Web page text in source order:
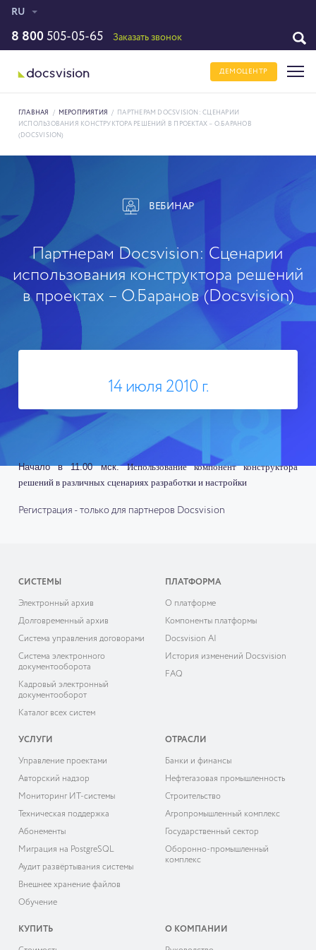
RU
8 800 505-05-65 Заказать звонок
ДЕМОЦЕНТР
ГЛАВНАЯ / МЕРОПРИЯТИЯ /
ПАРТНЕРАМ DOCSVISION: СЦЕНАРИИ
ИСПОЛЬЗОВАНИЯ КОНСТРУКТОРА РЕШЕНИЙ В ПРОЕКТАХ – О.БАРАНОВ
(DOCSVISION)
ВЕБИНАР
Партнерам Docsvision: Сценарии
использования конструктора решений
в проектах – О.Баранов (Docsvision)
14 июля 2010 г.
Начало в 11.00 мск.Использование компонент конструктора
решений в различных сценариях разработки и настройки
Регистрация - только для партнеров Docsvision
СИСТЕМЫ
Электронный архив
Долговременный архив
Система управления договорами
Система электронного
документооборота
Кадровый электронный
документооборот
Каталог всех систем
ПЛАТФОРМА
О платформе
Компоненты платформы
Docsvision AI
История изменений Docsvision
FAQ
УСЛУГИ
Управление проектами
Авторский надзор
Мониторинг ИТ-системы
Техническая поддержка
Абонементы
Миграция на PostgreSQL
Аудит развёртывания системы
Внешнее хранение файлов
Обучение
ОТРАСЛИ
Банки и финансы
Нефтегазовая промышленность
Строительство
Агропромышленный комплекс
Государственный сектор
Оборонно-промышленный
комплекс
КУПИТЬ О КОМПАНИИ